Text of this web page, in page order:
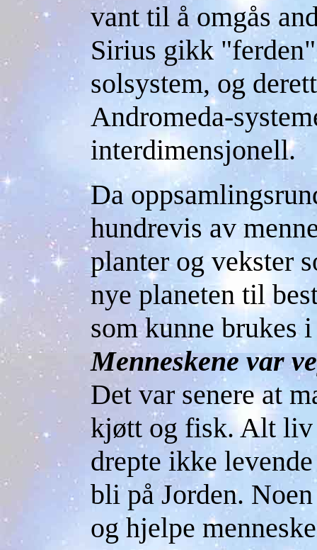
vant til å omgås
Sirius gikk
solsystem, og
Andromeda-
interdimensjonell.
Da
hundrevis av
planter og vekster
nye planeten til
som kunne brukes
Menneskene var
Det var senere at
kjøtt og fisk. Alt liv
drepte ikke
bli på Jorden.
og hjelpe